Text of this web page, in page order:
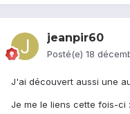
jeanpir60
Posté(e) 18
J'ai découvert aussi une
Je me le liens cette fois-ci :